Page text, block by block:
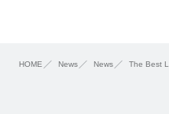
HOME News News The Best